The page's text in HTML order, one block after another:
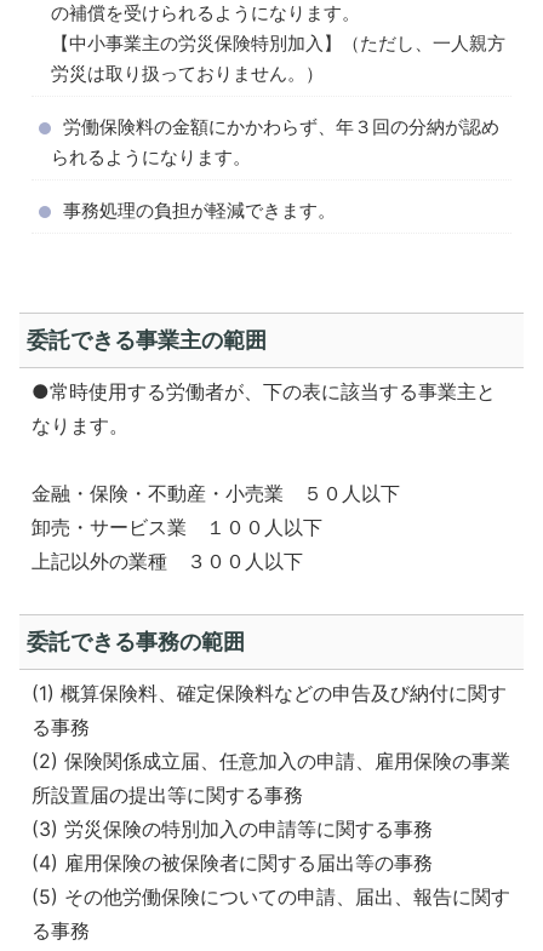
の補償を受けられるようになります。
【中小事業主の労災保険特別加入】（ただし、一人親方
労災は取り扱っておりません。）
労働保険料の金額にかかわらず、年３回の分納が認め
られるようになります。
事務処理の負担が軽減できます。
委託できる事業主の範囲
●常時使用する労働者が、下の表に該当する事業主と
なります。
金融・保険・不動産・小売業 ５０人以下
卸売・サービス業 １００人以下
上記以外の業種 ３００人以下
委託できる事務の範囲
(1) 概算保険料、確定保険料などの申告及び納付に関す
る事務
(2) 保険関係成立届、任意加入の申請、雇用保険の事業
所設置届の提出等に関する事務
(3) 労災保険の特別加入の申請等に関する事務
(4) 雇用保険の被保険者に関する届出等の事務
(5) その他労働保険についての申請、届出、報告に関す
る事務